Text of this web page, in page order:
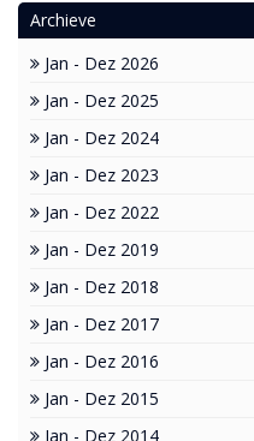
Archieve
Jan - Dez 2026
Jan - Dez 2025
Jan - Dez 2024
Jan - Dez 2023
Jan - Dez 2022
Jan - Dez 2019
Jan - Dez 2018
Jan - Dez 2017
Jan - Dez 2016
Jan - Dez 2015
Jan - Dez 2014